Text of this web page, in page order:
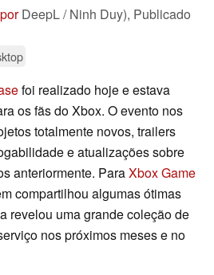
DeepL / Ninh Duy), Publicado
foi realizado hoje e estava
os fãs do Xbox. O evento nos
totalmente novos, trailers
e atualizações sobre
anteriormente. ParaXbox Game
compartilhou algumas ótimas
revelou uma grande coleção de
nos próximos meses e no